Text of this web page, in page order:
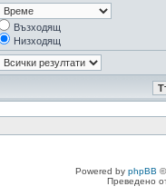
Възходящ
Низходящ
Powered by phpBB
Преведено